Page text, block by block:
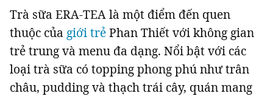
Thông tin tòa soạn Liên hệ quảng cáo
Trà sữa ERA-TEA là một điểm đến quen
thuộc của giới trẻPhan Thiết với không gian
trẻ trung và menu đa dạng. Nổi bật với các
loại trà sữa có topping phong phú như trân
châu, pudding và thạch trái cây, quán mang